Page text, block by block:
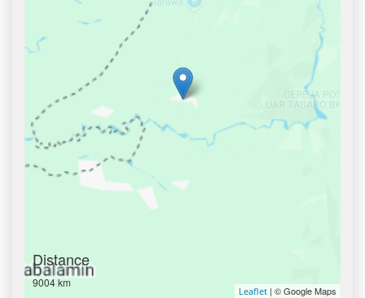
Distance
9004 km
Leaflet | © Google Maps